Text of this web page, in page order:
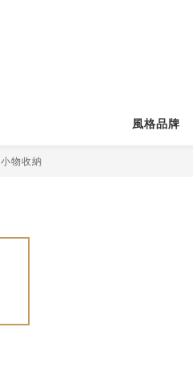
風格品牌
小物收納